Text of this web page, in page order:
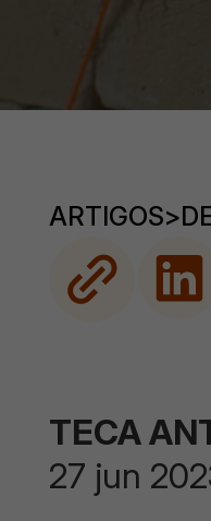
ARTIGOS>
TECA
27 jun